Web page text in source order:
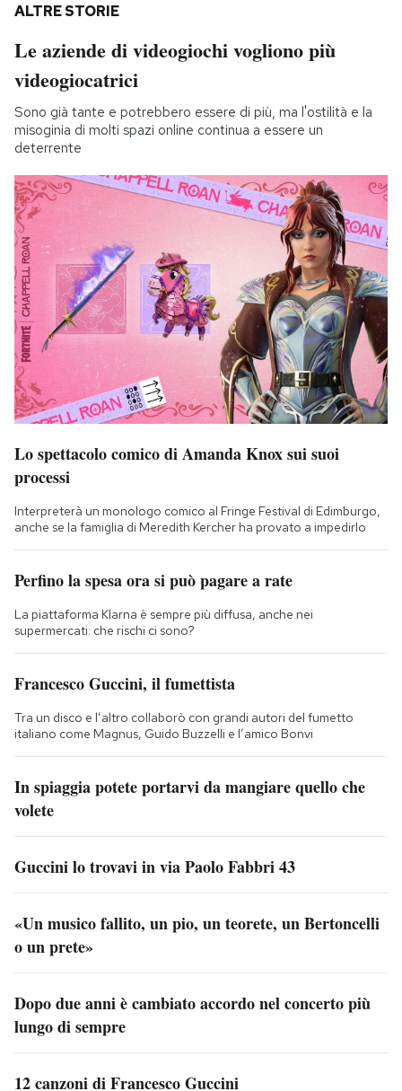
ALTRE STORIE
Le aziende di videogiochi vogliono più
videogiocatrici
Sono già tante e potrebbero essere di più, ma l'ostilità e la
misoginia di molti spazi online continua a essere un
deterrente
Lo spettacolo comico di Amanda Knox sui suoi
processi
Interpreterà un monologo comico al Fringe Festival di Edimburgo,
anche se la famiglia di Meredith Kercher ha provato a impedirlo
Perfino la spesa ora si può pagare a rate
La piattaforma Klarna è sempre più diffusa, anche nei
supermercati: che rischi ci sono?
Francesco Guccini, il fumettista
Tra un disco e l’altro collaborò con grandi autori del fumetto
italiano come Magnus, Guido Buzzelli e l’amico Bonvi
In spiaggia potete portarvi da mangiare quello che
volete
Guccini lo trovavi in via Paolo Fabbri 43
«Un musico fallito, un pio, un teorete, un Bertoncelli
o un prete»
Dopo due anni è cambiato accordo nel concerto più
lungo di sempre
12 canzoni di Francesco Guccini